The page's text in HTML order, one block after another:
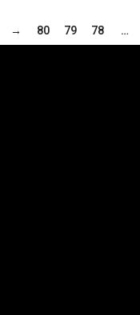
…
78
79
80
→